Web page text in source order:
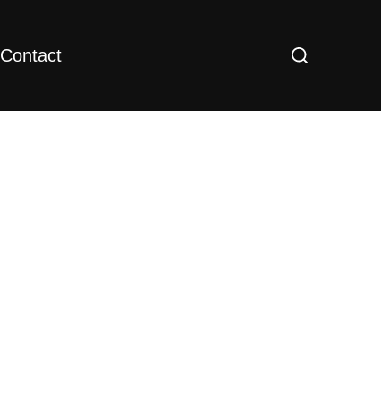
Contact
Rechercher :